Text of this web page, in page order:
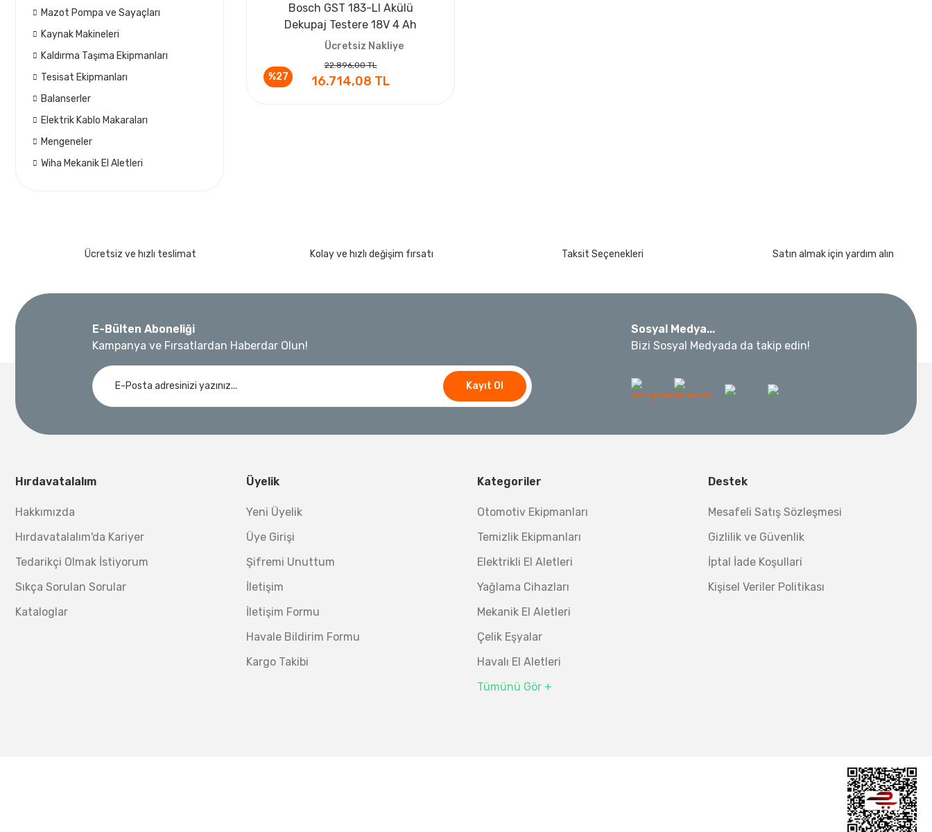
Mazot Pompa ve Sayaçları
Kaynak Makineleri
Kaldırma Taşıma Ekipmanları
Tesisat Ekipmanları
Balanserler
Elektrik Kablo Makaraları
Mengeneler
Wiha Mekanik El Aletleri
%27
Bosch GST 183-LI Akülü
Dekupaj Testere 18V 4 Ah
Ücretsiz Nakliye
22.896,00 TL
16.714,08 TL
Ücretsiz ve hızlı teslimat Kolay ve hızlı değişim fırsatı Taksit Seçenekleri Satın almak için yardım alın
E-Bülten Aboneliği
Kampanya ve Fırsatlardan Haberdar Olun!
Kayıt Ol
Sosyal Medya...
Bizi Sosyal Medyada da takip edin!
Hırdavatalalım
Hakkımızda
Hırdavatalalım'da Kariyer
Tedarikçi Olmak İstiyorum
Sıkça Sorulan Sorular
Kataloglar
Üyelik
Yeni Üyelik
Üye Girişi
Şifremi Unuttum
İletişim
İletişim Formu
Havale Bildirim Formu
Kargo Takibi
Kategoriler
Otomotiv Ekipmanları
Temizlik Ekipmanları
Elektrikli El Aletleri
Yağlama Cihazları
Mekanik El Aletleri
Çelik Eşyalar
Havalı El Aletleri
Tümünü Gör +
Destek
Mesafeli Satış Sözleşmesi
Gizlilik ve Güvenlik
İptal İade Koşullari
Kişisel Veriler Politikası